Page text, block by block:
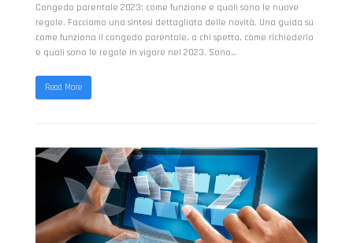
Congedo parentale 2023: come funzione e quali sono le nuove
regole. Facciamo una sintesi dettagliata delle novità. Una guida su
come funziona il congedo parentale, a chi spetta, come richiederlo
e quali sono le regole in vigore nel 2023. Sono…
Read More